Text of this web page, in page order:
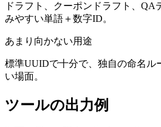
ドラフト、クーポンドラフト、QA
みやすい単語＋数字ID。
あまり向かない用途
標準UUIDで十分で、独自の命名ル
い場面。
ツールの出力例